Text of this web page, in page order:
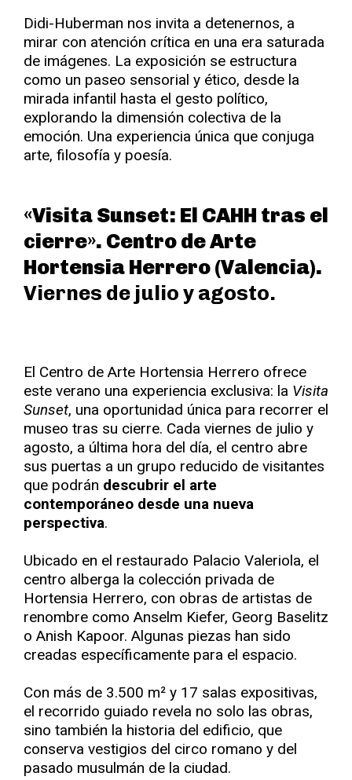
Didi-Huberman nos invita a detenernos, a
mirar con atención crítica en una era saturada
de imágenes. La exposición se estructura
como un paseo sensorial y ético, desde la
mirada infantil hasta el gesto político,
explorando la dimensión colectiva de la
emoción. Una experiencia única que conjuga
arte, filosofía y poesía.
«Visita Sunset: El CAHH tras el
cierre». Centro de Arte
Hortensia Herrero (Valencia).
Viernes de julio y agosto.
El Centro de Arte Hortensia Herrero ofrece
este verano una experiencia exclusiva: la Visita
Sunset, una oportunidad única para recorrer el
museo tras su cierre. Cada viernes de julio y
agosto, a última hora del día, el centro abre
sus puertas a un grupo reducido de visitantes
que podrán descubrir el arte
contemporáneo desde una nueva
perspectiva.
Ubicado en el restaurado Palacio Valeriola, el
centro alberga la colección privada de
Hortensia Herrero, con obras de artistas de
renombre como Anselm Kiefer, Georg Baselitz
o Anish Kapoor. Algunas piezas han sido
creadas específicamente para el espacio.
Con más de 3.500 m² y 17 salas expositivas,
el recorrido guiado revela no solo las obras,
sino también la historia del edificio, que
conserva vestigios del circo romano y del
pasado musulmán de la ciudad.